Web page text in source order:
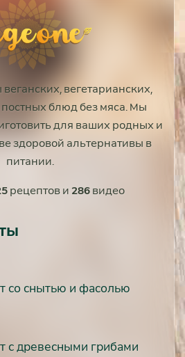
вегетарианских,
блюд без мяса. Мы
для ваших родных и
здоровой альтернативы в
питании.
рецептов и 286 видео
со снытью и фасолью
с древесными грибами